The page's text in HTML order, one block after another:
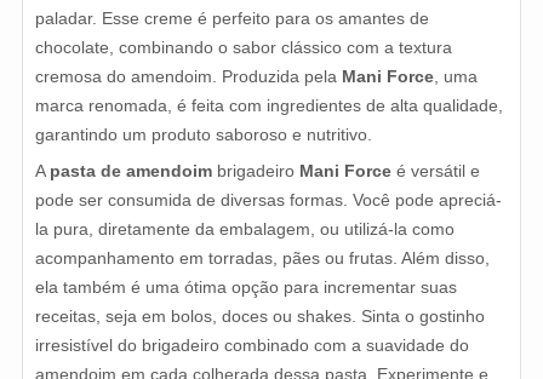
paladar. Esse creme é perfeito para os amantes de
chocolate, combinando o sabor clássico com a textura
cremosa do amendoim. Produzida pela Mani Force , uma
marca renomada, é feita com ingredientes de alta qualidade,
garantindo um produto saboroso e nutritivo.
A pasta de amendoim brigadeiro Mani Force é versátil e
pode ser consumida de diversas formas. Você pode apreciá-
la pura, diretamente da embalagem, ou utilizá-la como
acompanhamento em torradas, pães ou frutas. Além disso,
ela também é uma ótima opção para incrementar suas
receitas, seja em bolos, doces ou shakes. Sinta o gostinho
irresistível do brigadeiro combinado com a suavidade do
amendoim em cada colherada dessa pasta. Experimente e